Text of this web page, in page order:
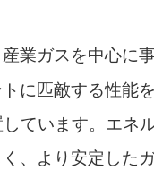
業ガスを中心に
に匹敵する性能
しています。エ
、より安定した